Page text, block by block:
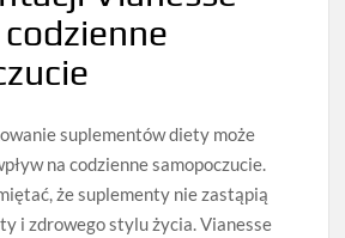
suplementów diety może
na codzienne samopoczucie.
że suplementy nie zastąpią
i zdrowego stylu życia. Vianesse